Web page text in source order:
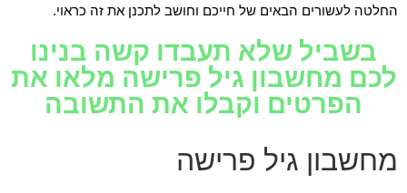
החלטה לעשורים הבאים של חייכם וחושב לתכנן את זה כראוי.
בשביל שלא תעבדו קשה בנינו
לכם מחשבון גיל פרישה מלאו את
הפרטים וקבלו את התשובה ​
מחשבון גיל פרישה